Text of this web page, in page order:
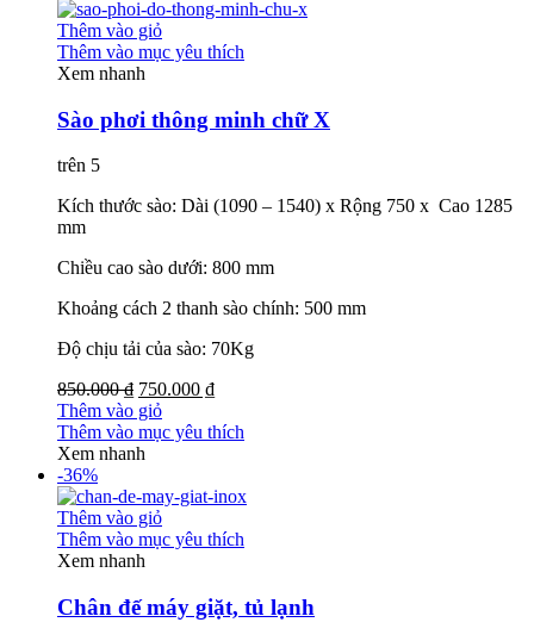
Thêm vào giỏ
Thêm vào mục yêu thích
Xem nhanh
Sào phơi thông minh chữ X
trên 5
Kích thước sào: Dài (1090 – 1540) x Rộng 750 x Cao 1285
mm
Chiều cao sào dưới: 800 mm
Khoảng cách 2 thanh sào chính: 500 mm
Độ chịu tải của sào: 70Kg
850.000 ₫ 750.000 ₫
Thêm vào giỏ
Thêm vào mục yêu thích
Xem nhanh
-36%
Thêm vào giỏ
Thêm vào mục yêu thích
Xem nhanh
Chân đế máy giặt, tủ lạnh